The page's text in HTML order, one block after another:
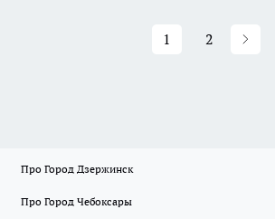
1 2
Про Город Дзержинск
Про Город Чебоксары